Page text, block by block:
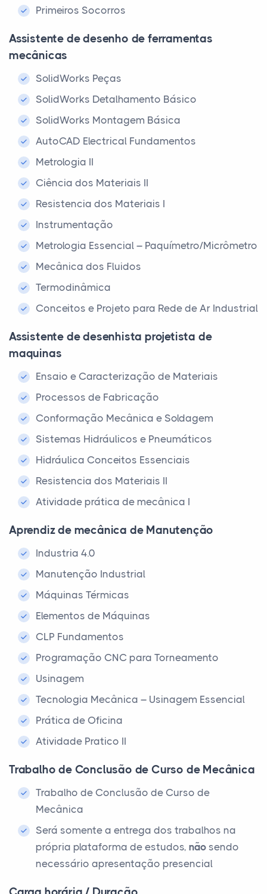
Primeiros Socorros
Assistente de desenho de ferramentas
mecânicas
SolidWorks Peças
SolidWorks Detalhamento Básico
SolidWorks Montagem Básica
AutoCAD Electrical Fundamentos
Metrologia II
Ciência dos Materiais II
Resistencia dos Materiais I
Instrumentação
Metrologia Essencial – Paquímetro/Micrômetro
Mecânica dos Fluidos
Termodinâmica
Conceitos e Projeto para Rede de Ar Industrial
Assistente de desenhista projetista de
maquinas
Ensaio e Caracterização de Materiais
Processos de Fabricação
Conformação Mecânica e Soldagem
Sistemas Hidráulicos e Pneumáticos
Hidráulica Conceitos Essenciais
Resistencia dos Materiais II
Atividade prática de mecânica I
Aprendiz de mecânica de Manutenção
Industria 4.0
Manutenção Industrial
Máquinas Térmicas
Elementos de Máquinas
CLP Fundamentos
Programação CNC para Torneamento
Usinagem
Tecnologia Mecânica – Usinagem Essencial
Prática de Oficina
Atividade Pratico II
Trabalho de Conclusão de Curso de Mecânica
Trabalho de Conclusão de Curso de
Mecânica
Será somente a entrega dos trabalhos na
própria plataforma de estudos, não sendo
necessário apresentação presencial